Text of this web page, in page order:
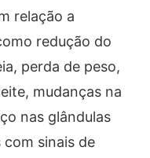
relação a
redução do
perda de peso,
mudanças na
nas glândulas
com sinais de